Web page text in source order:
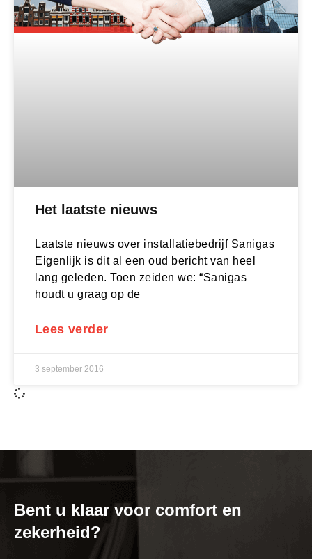
Het laatste nieuws
Laatste nieuws over installatiebedrijf Sanigas
Eigenlijk is dit al een oud bericht van heel
lang geleden. Toen zeiden we: “Sanigas
houdt u graag op de
Lees verder
3 september 2016
Bent u klaar voor comfort en
zekerheid?